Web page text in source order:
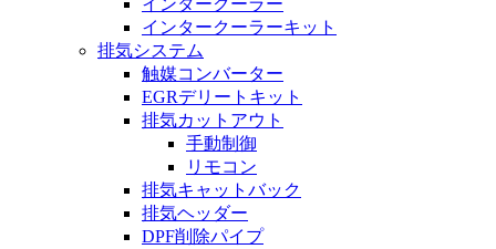
インタークーラー
インタークーラーキット
排気システム
触媒コンバーター
EGRデリートキット
排気カットアウト
手動制御
リモコン
排気キャットバック
排気ヘッダー
DPF削除パイプ